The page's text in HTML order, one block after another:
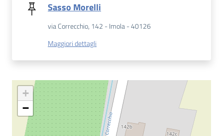
lettura
Sasso Morelli
via Correcchio, 142 - Imola - 40126
Maggiori dettagli
+
−